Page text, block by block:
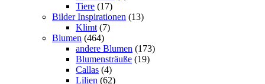
Tiere (17)
Bilder Inspirationen (13)
Klimt (7)
Blumen (464)
andere Blumen (173)
Blumensträuße (19)
Callas (4)
Lilien (62)